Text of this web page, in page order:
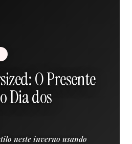
O Presente
Dia dos
neste inverno usando